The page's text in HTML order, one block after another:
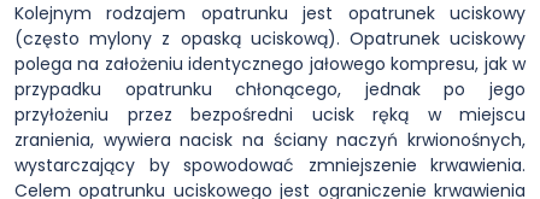
Kolejnym rodzajem opatrunku jest opatrunek uciskowy
(często mylony z opaską uciskową). Opatrunek uciskowy
polega na założeniu identycznego jałowego kompresu, jak w
przypadku opatrunku chłonącego, jednak po jego
przyłożeniu przez bezpośredni ucisk ręką w miejscu
zranienia, wywiera nacisk na ściany naczyń krwionośnych,
wystarczający by spowodować zmniejszenie krwawienia.
Celem opatrunku uciskowego jest ograniczenie krwawienia